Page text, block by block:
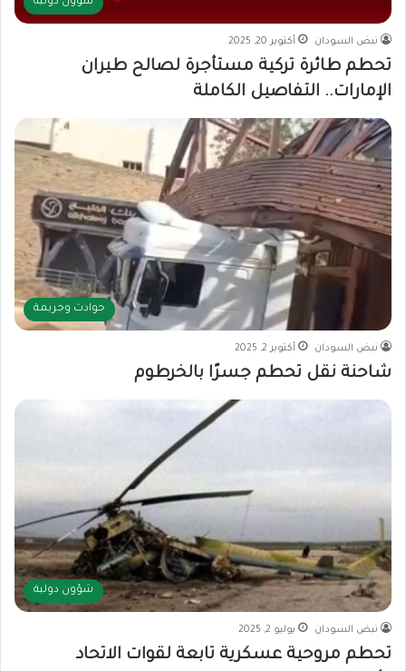
نبض السودان أكتوبر 20, 2025
تحطم طائرة تركية مستأجرة لصالح طيران
الإمارات.. التفاصيل الكاملة
حوادث وجريمة
نبض السودان أكتوبر 2, 2025
شاحنة نقل تحطم جسرًا بالخرطوم
شؤون دولية
نبض السودان يوليو 2, 2025
تحطم مروحية عسكرية تابعة لقوات الاتحاد